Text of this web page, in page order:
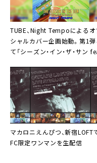
TUBE、Night Tempoによるオ
シャルカバー企画始動。第1
て「シーズン・イン・ザ・サン
マカロニえんぴつ、新宿LOFT
FC限定ワンマンを生配信